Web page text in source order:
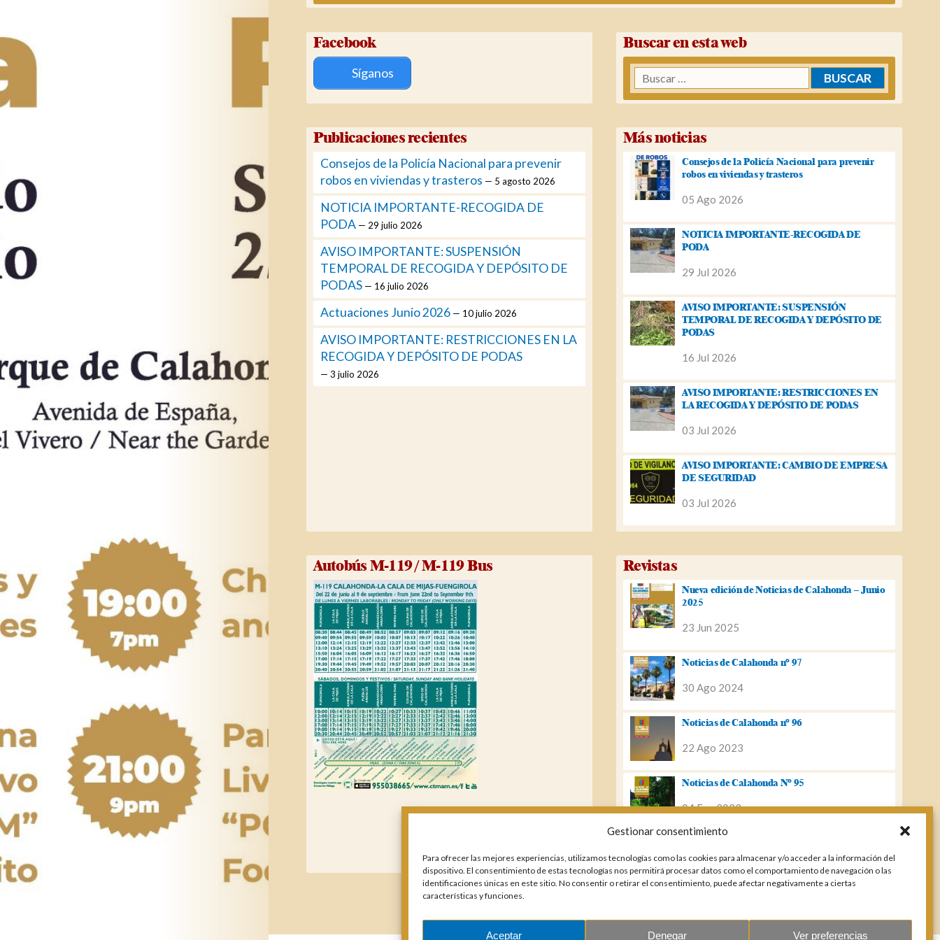
Gestionar consentimiento
Para ofrecer las mejores experiencias, utilizamos tecnologías como las cookies para almacenar y/o acceder a la información del
dispositivo. El consentimiento de estas tecnologías nos permitirá procesar datos como el comportamiento de navegación o las
identificaciones únicas en este sitio. No consentir o retirar el consentimiento, puede afectar negativamente a ciertas
características y funciones.
Aceptar Denegar Ver preferencias
Facebook
Síganos
Buscar en esta web
Buscar:
Publicaciones recientes
Consejos de la Policía Nacional para prevenir
robos en viviendas y trasteros
5 agosto 2026
NOTICIA IMPORTANTE-RECOGIDA DE
PODA
29 julio 2026
AVISO IMPORTANTE: SUSPENSIÓN
TEMPORAL DE RECOGIDA Y DEPÓSITO DE
PODAS
16 julio 2026
Actuaciones Junio 2026 10 julio 2026
AVISO IMPORTANTE: RESTRICCIONES EN LA
RECOGIDA Y DEPÓSITO DE PODAS
3 julio 2026
Más noticias
Consejos de la Policía Nacional para prevenir
robos en viviendas y trasteros
05 Ago 2026
NOTICIA IMPORTANTE-RECOGIDA DE
PODA
29 Jul 2026
AVISO IMPORTANTE: SUSPENSIÓN
TEMPORAL DE RECOGIDA Y DEPÓSITO DE
PODAS
16 Jul 2026
AVISO IMPORTANTE: RESTRICCIONES EN
LA RECOGIDA Y DEPÓSITO DE PODAS
03 Jul 2026
AVISO IMPORTANTE: CAMBIO DE EMPRESA
DE SEGURIDAD
03 Jul 2026
Autobús M-119 / M-119 Bus Revistas
Nueva edición de Noticias de Calahonda – Junio
2025
23 Jun 2025
Noticias de Calahonda nº 97
30 Ago 2024
Noticias de Calahonda nº 96
22 Ago 2023
Noticias de Calahonda Nº 95
04 Ene 2023
25 Feb 2022